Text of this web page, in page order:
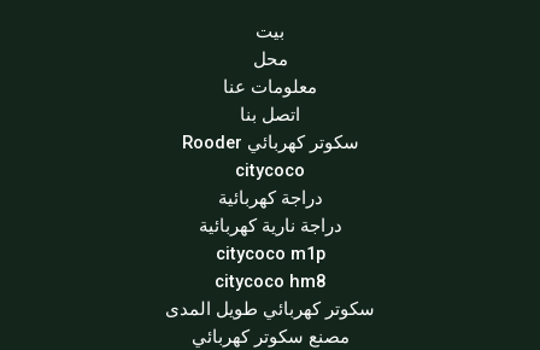
بيت
محل
معلومات عنا
اتصل بنا
سكوتر كهربائي Rooder
citycoco
دراجة كهربائية
دراجة نارية كهربائية
citycoco m1p
citycoco hm8
سكوتر كهربائي طويل المدى
مصنع سكوتر كهربائي